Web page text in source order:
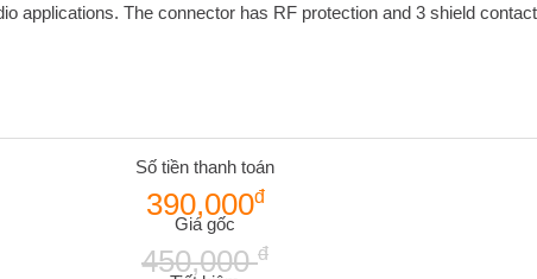
applications. The connector has RF protection and 3 shield
Số tiền thanh toán
390,000đ
Giá gốc
450,000đ